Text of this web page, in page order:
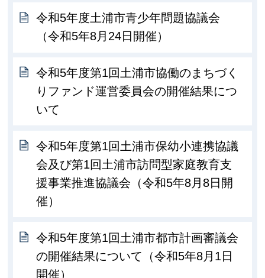
令和5年度土浦市青少年問題協議会
（令和5年8月24日開催）
令和5年度第1回土浦市協働のまちづく
りファンド運営委員会の開催結果につ
いて
令和5年度第1回土浦市保幼小連携協議
会及び第1回土浦市訪問型家庭教育支
援事業推進協議会（令和5年8月8日開
催）
令和5年度第1回土浦市都市計画審議会
の開催結果について（令和5年8月1日
開催）